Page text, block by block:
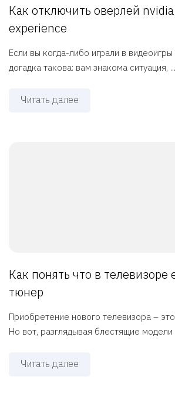
Как отключить оверлей
experience
Если вы когда-либо играли в видеоигры
догадка такова: вам знакома ситуация, ...
Читать далее
Как понять что в телевизоре
тюнер
Приобретение нового телевизора –
Но вот, разглядывая блестящие модели
Читать далее